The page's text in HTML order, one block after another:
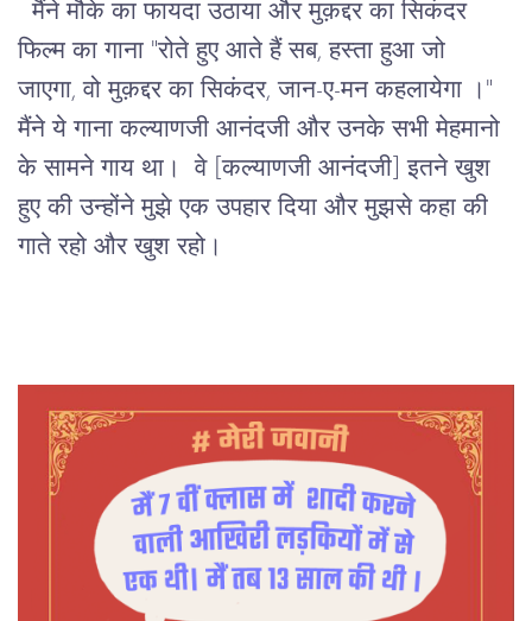
मैंने मौके का फायदा उठाया और मुक़द्दर का सिकंदर
फिल्म का गाना "रोते हुए आते हैं सब, हस्ता हुआ जो
जाएगा, वो मुक़द्दर का सिकंदर, जान-ए-मन कहलायेगा ।"
मैंने ये गाना कल्याणजी आनंदजी और उनके सभी मेहमानो
के सामने गाय था।  वे [कल्याणजी आनंदजी] इतने खुश
हुए की उन्होंने मुझे एक उपहार दिया और मुझसे कहा की
गाते रहो और खुश रहो।